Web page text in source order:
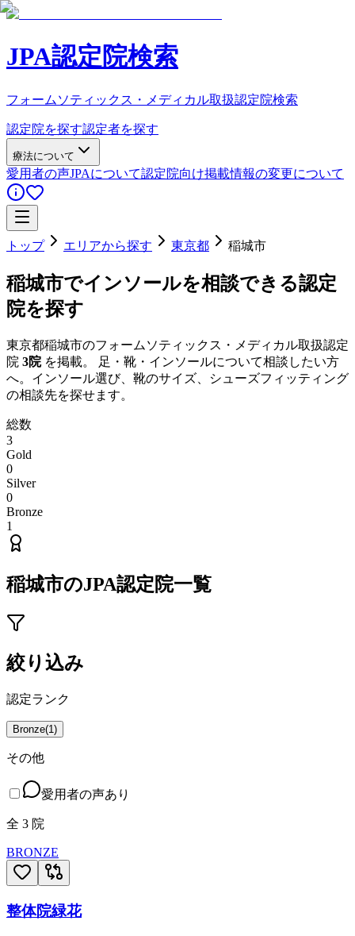
JPA認定院検索
フォームソティックス・メディカル取扱認定院検索
認定院を探す認定者を探す
療法について
愛用者の声JPAについて認定院向け掲載情報の変更について
トップ エリアから探す 東京都 稲城市
稲城市でインソールを相談できる認定
院を探す
東京都稲城市のフォームソティックス・メディカル取扱認定
院 3院を掲載。 足・靴・インソールについて相談したい方
へ。インソール選び、靴のサイズ、シューズフィッティング
の相談先を探せます。
総数
3
Gold
0
Silver
0
Bronze
1
稲城市のJPA認定院一覧
絞り込み
認定ランク
Bronze(1)
その他
愛用者の声あり
全 3 院
BRONZE
整体院緑花